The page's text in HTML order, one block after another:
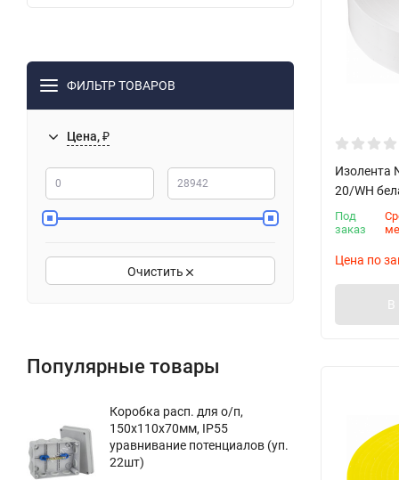
ФИЛЬТР ТОВАРОВ
Цена, ₽
Очистить
Популярные товары
Коробка расп. для о/п,
150х110х70мм, IP55
уравнивание потенциалов (уп.
22шт)
Изолента
20/WH
Под
заказ
Цена по
В